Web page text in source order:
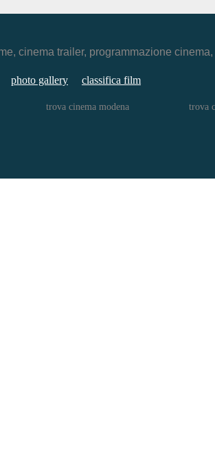
cinema trailer, programmazione
photo gallery classifica film
trova cinema modena trova